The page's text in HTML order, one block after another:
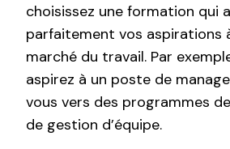
choisissez une formation qui
parfaitement vos aspirations
marché du travail. Par
aspirez à un poste de
vous vers des programmes
de gestion d’équipe.